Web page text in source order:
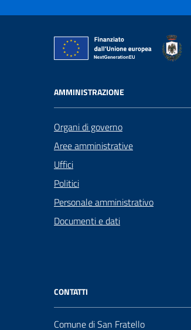
AMMINISTRAZIONE
Organi di governo
Aree amministrative
Uffici
Politici
Personale amministrativo
Documenti e dati
CONTATTI
Comune di San Fratello